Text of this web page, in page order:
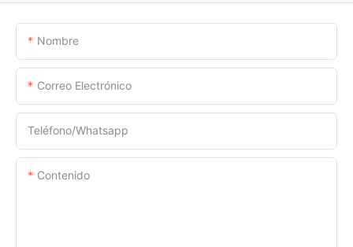
Nombre
Correo Electrónico
Teléfono/whatsapp
Contenido